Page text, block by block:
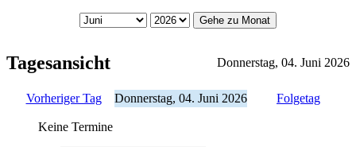
Gehe zu Monat
Tagesansicht Donnerstag, 04. Juni 2026
Vorheriger Tag Donnerstag, 04. Juni 2026 Folgetag
Keine Termine